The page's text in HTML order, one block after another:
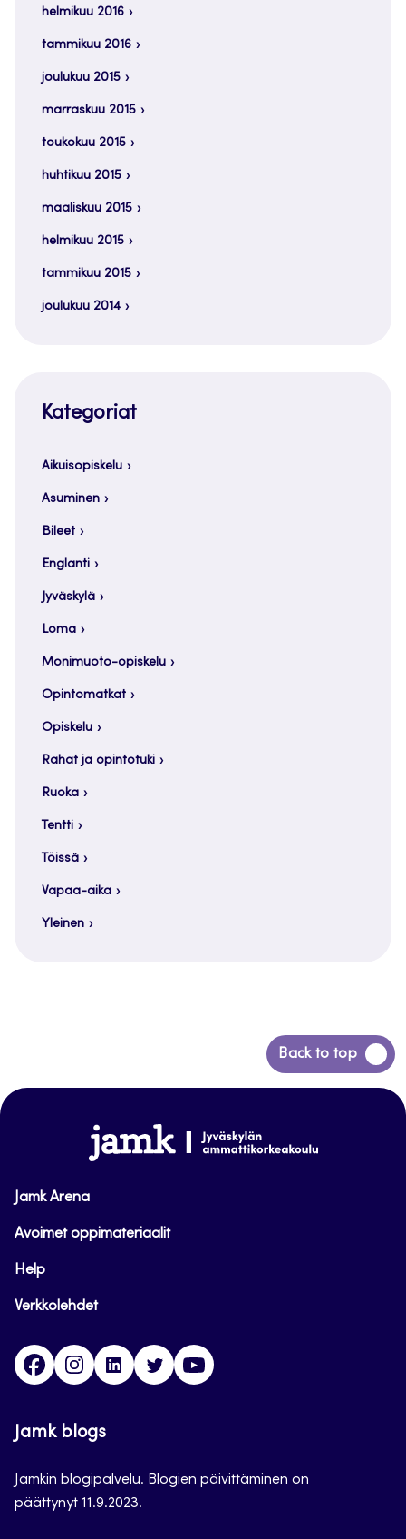
helmikuu 2016
tammikuu 2016
joulukuu 2015
marraskuu 2015
toukokuu 2015
huhtikuu 2015
maaliskuu 2015
helmikuu 2015
tammikuu 2015
joulukuu 2014
Kategoriat
Aikuisopiskelu
Asuminen
Bileet
Englanti
Jyväskylä
Loma
Monimuoto-opiskelu
Opintomatkat
Opiskelu
Rahat ja opintotuki
Ruoka
Tentti
Töissä
Vapaa-aika
Yleinen
Back to top
Siirry
takaisin
www.jamk.fi
Jamk Arena
Avoimet oppimateriaalit
Help
Verkkolehdet
FacebookInstagramLinkedinTwitter
Jamk blogs
Jamkin blogipalvelu. Blogien päivittäminen on
päättynyt 11.9.2023.